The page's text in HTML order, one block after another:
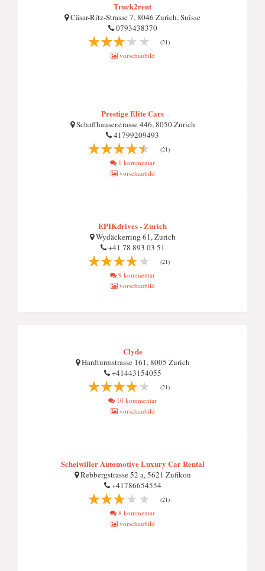
Truck2rent
Cäsar-Ritz-Strasse 7, 8046 Zurich, Suisse
0793438370
(21)
vorschaubild
Prestige Elite Cars
Schaffhauserstrasse 446, 8050 Zurich
41799209493
(21)
1 kommentar
vorschaubild
EPIKdrives - Zurich
Wydäckerring 61, Zurich
+41 78 893 03 51
(21)
9 kommentar
vorschaubild
Clyde
Hardturmstrasse 161, 8005 Zurich
+41443154055
(21)
10 kommentar
vorschaubild
Scheiwiller Automotive Luxury Car Rental
Rebbergstrasse 52 a, 5621 Zufikon
+41786654554
(21)
8 kommentar
vorschaubild